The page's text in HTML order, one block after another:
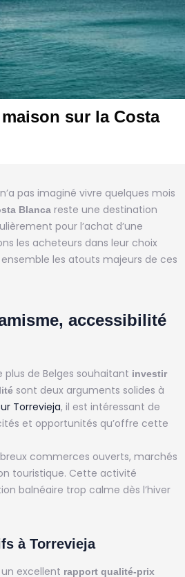
sur la Costa
pas imaginé vivre quelques mois
Blanca reste une destination
pour l’achat d’une
les acheteurs dans leur choix
les atouts majeurs de ces
accessibilité
de Belges souhaitant investir
sont deux arguments solides à
Torrevieja, il est intéressant de
et opportunités qu’offre cette
commerces ouverts, marchés
touristique. Cette activité
balnéaire trop calme dès l’hiver
à Torrevieja
excellent rapport qualité-prix